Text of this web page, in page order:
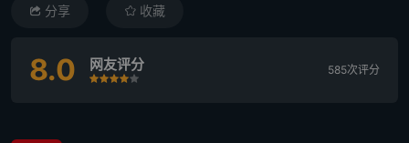
分享 收藏
8.0 网友评分
很差较差还行
推荐
力荐
585次评分